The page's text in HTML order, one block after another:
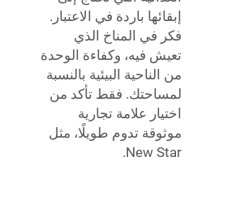
إبقائها باردة في الاعتبار.
فكر في المناخ الذي
تعيش فيه، وكفاءة الوحدة
من الناحية البيئية بالنسبة
لمساحتك. فقط تأكد من
اختيار علامة تجارية
موثوقة تدوم طويلًا، مثل